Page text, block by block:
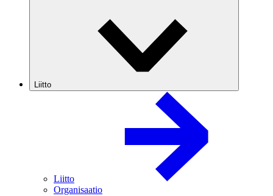
Liitto
Liitto
Organisaatio